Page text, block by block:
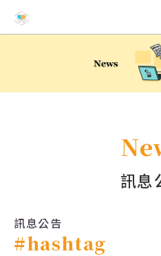
訊息
訊息公告
#hashtag